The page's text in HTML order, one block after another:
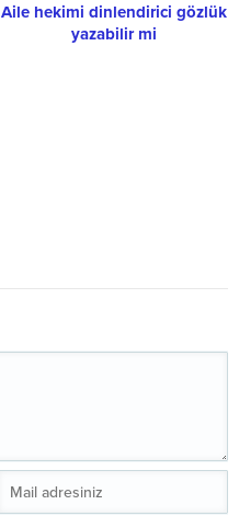
Aile hekimi dinlendirici gözlük
yazabilir mi